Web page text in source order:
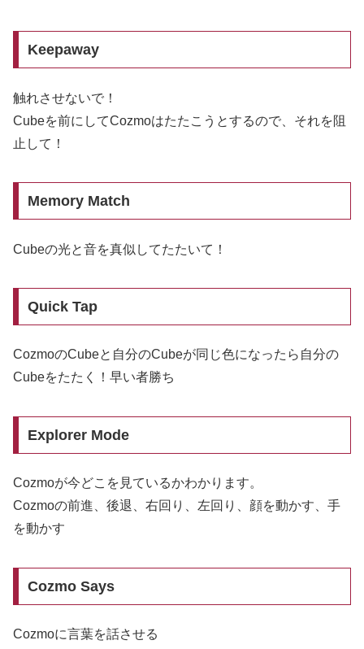
Keepaway
触れさせないで！
Cubeを前にしてCozmoはたたこうとするので、それを阻
止して！
Memory Match
Cubeの光と音を真似してたたいて！
Quick Tap
CozmoのCubeと自分のCubeが同じ色になったら自分の
Cubeをたたく！早い者勝ち
Explorer Mode
Cozmoが今どこを見ているかわかります。
Cozmoの前進、後退、右回り、左回り、顔を動かす、手
を動かす
Cozmo Says
Cozmoに言葉を話させる